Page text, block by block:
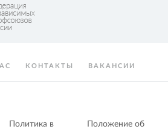
КОНТАКТЫ ВАКАНСИИ
Политика в
Положение об